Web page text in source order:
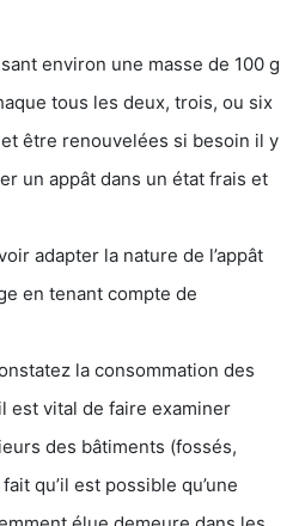
environ une masse de 100 g
tous les deux, trois, ou six
être renouvelées si besoin il y
un appât dans un état frais et
adapter la nature de l’appât
en tenant compte de
la consommation des
est vital de faire examiner
des bâtiments (fossés,
qu’il est possible qu’une